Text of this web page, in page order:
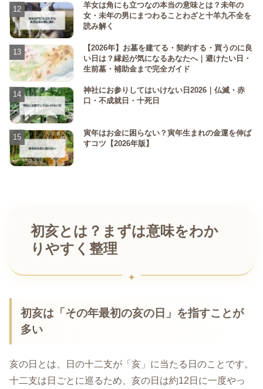
羊女は角にも立つなの本当の意味とは？未年の
女・未年の男にまつわることわざと十羊九不全を
読み解く
【2026年】お墓を建てる・契約する・買うのに良
い日は？縁起が気になるあなたへ｜避けたい日・
生前墓・補助金まで完全ガイド
神社にお参りしてはいけない日2026｜仏滅・赤
口・不成就日・十死日
寅年はお金に困らない？寅年生まれの金運を伸ば
すコツ【2026年版】
初亥とは？まずは意味をわか
りやすく整理
初亥は「その年最初の亥の日」を指すことが
多い
亥の日とは、日の十二支が「亥」に当たる日のことです。
十二支は日ごとに巡るため、亥の日は約12日に一度やっ